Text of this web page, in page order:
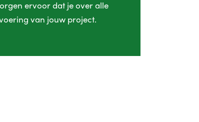
ervoor dat je over alle
van jouw project.